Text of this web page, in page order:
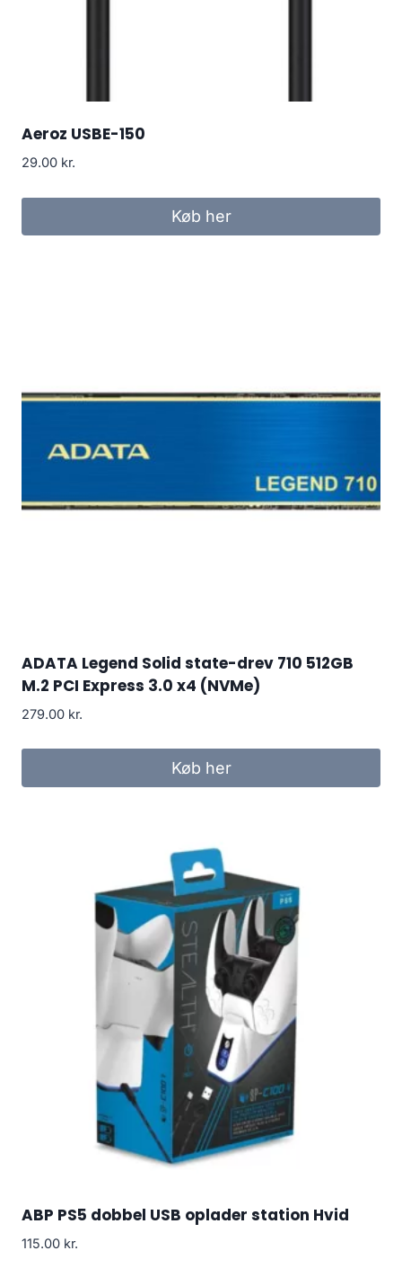
Aeroz USBE-150
29.00 kr.
Køb her
ADATA Legend Solid state-drev 710 512GB
M.2 PCI Express 3.0 x4 (NVMe)
279.00 kr.
Køb her
ABP PS5 dobbel USB oplader station Hvid
115.00 kr.